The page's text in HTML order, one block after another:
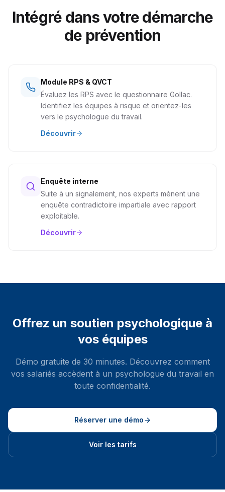
Intégré dans votre démarche
de prévention
Module RPS & QVCT
Évaluez les RPS avec le questionnaire Gollac.
Identifiez les équipes à risque et orientez-les
vers le psychologue du travail.
Découvrir
Enquête interne
Suite à un signalement, nos experts mènent une
enquête contradictoire impartiale avec rapport
exploitable.
Découvrir
Offrez un soutien psychologique à
vos équipes
Démo gratuite de 30 minutes. Découvrez comment
vos salariés accèdent à un psychologue du travail en
toute confidentialité.
Réserver une démo
Voir les tarifs